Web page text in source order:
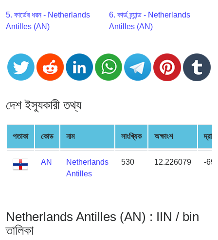
CC
Generator
Banks
Credit
Validator
Card
Random
Credit
Generate
Credit
Card
5. কার্ডের ধরন - Netherlands
Antilles (AN)
6. কার্ড ব্র্যান্ড - Netherlands
Antilles (AN)
দেশ ইস্যুকারী তথ্য
পতাকা কোড নাম সাংখ্যিক অক্ষাংশ
AN
Netherlands
Antilles
530 12.226079 -
Netherlands Antilles (AN) : IIN / bin
তালিকা